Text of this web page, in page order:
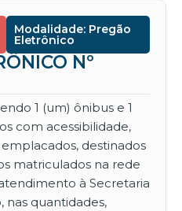
Modalidade: Pregão
Eletrônico
Nº
1 (um) ônibus e 1
com acessibilidade,
destinados
matriculados na rede
à Secretaria
nas quantidades,